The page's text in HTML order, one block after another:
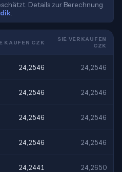
Details zur Berechnung
KAUFEN CZK
SIE VERKAUFEN
CZK
24,2546 24,2546
24,2546 24,2546
24,2546 24,2546
24,2546 24,2546
24,2441 24,2650